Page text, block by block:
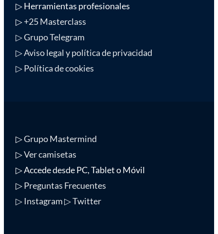
▷ Herramientas profesionales
▷+25 Masterclass
▷ Grupo Telegram
▷ Aviso legal y política de privacidad
▷ Política de cookies
▷Grupo Mastermind
▷Ver camisetas
▷ Accede desde PC, Tablet o Móvil
▷Preguntas Frecuentes
▷ Instagram▷ Twitter